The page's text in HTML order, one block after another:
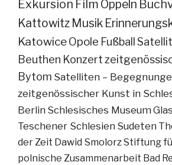
Exkursion Film Oppeln
Kattowitz Musik
KatowiceOpole Fußball
Beuthen Konzert
Bytom Satelliten –
zeitgenössischer Kunst in
Berlin Schlesisches MuseumGlas
Teschener Schlesien Sudeten
der Zeit Dawid SmolorzStiftung
polnische Zusammenarbeit Bad